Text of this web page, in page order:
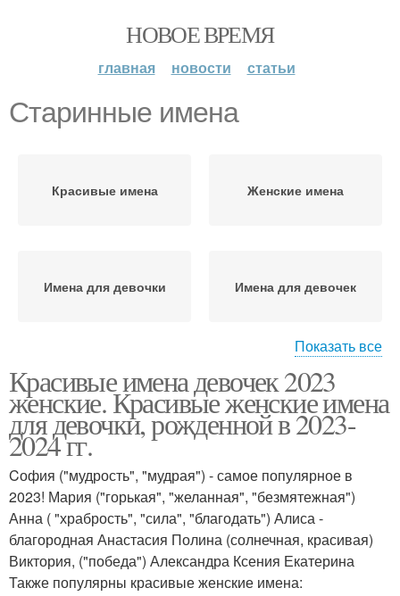
НОВОЕ ВРЕМЯ
главная новости статьи
Старинные имена
Красивые имена Женские имена
Имена для девочки Имена для девочек
Редкие имена Мусульманские имена
Имена для девочке Счастливые имена
Имена для
новорожденных
Имена в мире
Показать все
Красивые имена девочек 2023
женские. Красивые женские имена
для девочки, рожденной в 2023-
2024 гг.
Cофия ("мудрость", "мудрая") - самое популярное в
2023! Мария ("горькая", "желанная", "безмятежная")
Анна ( "храбрость", "сила", "благодать") Алиса -
благородная Анастасия Полина (солнечная, красивая)
Виктория, ("победа") Александра Ксения Екатерина
Также популярны красивые женские имена: